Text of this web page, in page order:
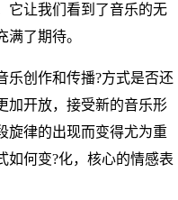
它让我们看到了音乐的无
了期待。
乐创作和传播?方式是否还
加开放，接受新的音乐形
旋律的出现而变得尤为重
如何变?化，核心的情感表